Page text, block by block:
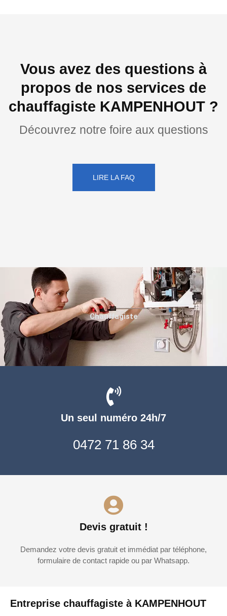
Vous avez des questions à
propos de nos services de
chauffagiste KAMPENHOUT ?
Découvrez notre foire aux questions
LIRE LA FAQ
Entreprise chauffagiste à KAMPENHOUT
Un seul numéro 24h/7
0472 71 86 34
Devis gratuit !
Demandez votre devis gratuit et immédiat par téléphone,
formulaire de contact rapide ou par Whatsapp.
Chauffagiste